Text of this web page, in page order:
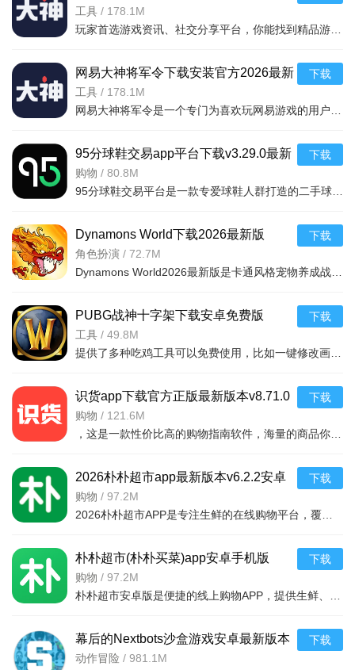
软件亮点：
这款软件汇聚了丰富的韩国明星资讯，用户只需简单搜索，
即可轻松获取心仪明星的各类信息。
用户可以在此平台上与其他同好交流，分享并推荐那些引人
入胜、精彩绝伦的韩剧，让观影体验更加丰富多彩。
软件设计简洁直观，用户上手轻松，无需复杂操作，即可快
速掌握使用方法，畅享便捷服务。
v4.15.0华为版
工具 / 178.1M
网易大神将军令下载安装官方2026最新
版v4.15.0安卓版
工具 / 178.1M
下载
95分球鞋交易app平台下载v3.29.0最新
版
购物 / 80.8M
下载
Dynamons World下载2026最新版
v1.12.62 安卓版
角色扮演 / 72.7M
下载
PUBG战神十字架下载安卓免费版
v7.68.0安卓免费版
工具 / 49.8M
下载
识货app下载官方正版最新版本v8.71.0
安卓版
购物 / 121.6M
下载
2026朴朴超市app最新版本v6.2.2安卓
最新版
购物 / 97.2M
下载
朴朴超市(朴朴买菜)app安卓手机版
v6.2.2安卓版
购物 / 97.2M
下载
幕后的Nextbots沙盒游戏安卓最新版本
v11.2.2 中文版
动作冒险 / 981.1M
下载